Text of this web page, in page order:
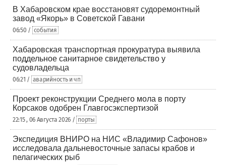
В Хабаровском крае восстановят судоремонтный
завод «Якорь» в Советской Гавани
06:50 / события
Хабаровская транспортная прокуратура выявила
поддельное санитарное свидетельство у
судовладельца
06:21 / аварийность и чп
Проект реконструкции Среднего мола в порту
Корсаков одобрен Главгосэкспертизой
22:15 , 06 Августа 2026 / порты
Экспедиция ВНИРО на НИС «Владимир Сафонов»
исследовала дальневосточные запасы крабов и
пелагических рыб